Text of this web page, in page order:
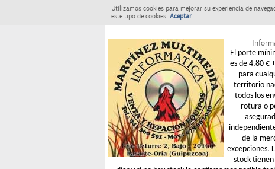
Utilizamos cookies para mejorar su experiencia de
este tipo de cookies. Aceptar
El porte
es de 4,80 €
para
territorio
todos los
rotura o
de la
excepciones.
stock